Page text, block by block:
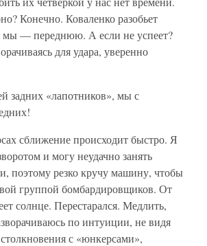
Конечно. Коваленко разобьет
мы — переднюю. А если не успеет?
для удара, уверенно
«лапотников», мы с
сближение происходит быстро. Я
и могу неудачно занять
поэтому резко кручу машину, чтобы
группой бомбарди­ровщиков. От
солнце. Перестарался. Медлить,
по интуиции, не видя
с «юнкерсами»,